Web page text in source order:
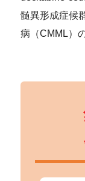
髄異形成症候
病（CMML）